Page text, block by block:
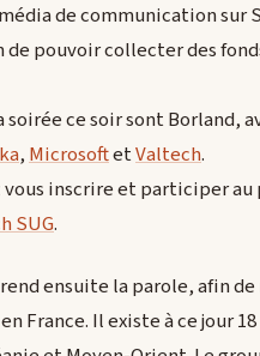
de communication
de pouvoir collecter des
soirée ce soir sont Borland,
,MicrosoftetValtech.
vous inscrire et participer
SUG.
ensuite la parole, afin
France. Il existe à ce jour